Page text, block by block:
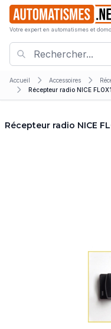
Votre expert en automatismes et
Accueil Accessoires
Récepteur radio NICE FLOX1
Récepteur radio NICE